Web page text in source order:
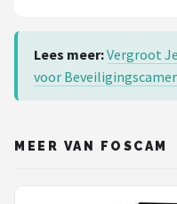
Lees meer:Vergroot
voor
MEER VAN FOSCAM